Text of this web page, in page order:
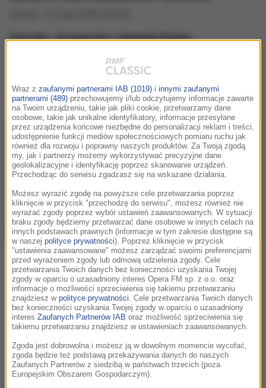
Gwiazdor „Avengersów” odwiedził Polskę.
Mark Ruffalo zawitał do teatru Scena Relax. Tam
spotkał się z Cezarym Żakiem, którego poznał na planie
filmu "Santo Subito!"
Mark Ruffalo /ALLISON DINNER /PAP/EPA
„Wczoraj mieliśmy niespodziankę na spektaklu »Serca na
odwyku«, bo oglądał nas i potem odwiedził w garderobie
Mark Ruffalo, z którym miałem przyjemność ostatnio
pracować w Rzymie. (…) Byliśmy wniebowzięci” – napisał na
swoim Instagramie Cezary Żak.
Na zdjęciu, które zamieścił, widzimy członków obsady
spektaklu – Hannę Śleszyńską, Katarzynę i Cezarego Żaków
Wraz z zaufanymi partnerami IAB (1019) i innymi zaufanymi
partnerami (489) przechowujemy i/lub odczytujemy informacje zawarte
na Twoim urządzeniu, takie jak pliki cookie, przetwarzamy dane
osobowe, takie jak unikalne identyfikatory, informacje przesyłane
przez urządzenia końcowe niezbędne do personalizacji reklam i treści,
udostępnienie funkcji mediów społecznościowych pomiaru ruchu jak
również dla rozwoju i poprawny naszych produktów. Za Twoją zgodą
my, jak i partnerzy możemy wykorzystywać precyzyjne dane
geolokalizacyjne i identyfikację poprzez skanowanie urządzeń.
Przechodząc do serwisu zgadzasz się na wskazane działania.
Możesz wyrazić zgodę na powyższe cele przetwarzania poprzez
kliknięcie w przycisk "przechodzę do serwisu", możesz również nie
wyrażać zgody poprzez wybór ustawień zaawansowanych. W sytuacji
braku zgody będziemy przetwarzać dane osobowe w innych celach na
innych podstawach prawnych (informacje w tym zakresie dostępne są
w naszej polityce prywatności). Poprzez kliknięcie w przycisk
"ustawienia zaawansowane" możesz zarządzać swoimi preferencjami
przed wyrażeniem zgody lub odmową udzielenia zgody. Cele
przetwarzania Twoich danych bez konieczności uzyskania Twojej
zgody w oparciu o uzasadniony interes Opera FM sp. z o.o. oraz
informacje o możliwości sprzeciwienia się takiemu przetwarzaniu
znajdziesz w polityce prywatności . Cele przetwarzania Twoich danych
bez konieczności uzyskania Twojej zgody w oparciu o uzasadniony
interes Zaufanych Partnerów IAB oraz możliwość sprzeciwienia się
takiemu przetwarzaniu znajdziesz w ustawieniach zaawansowanych.
Zgoda jest dobrowolna i możesz ją w dowolnym momencie wycofać,
zgoda będzie też podstawą przekazywania danych do naszych
Zaufanych Partnerów z siedzibą w państwach trzecich (poza
Europejskim Obszarem Gospodarczym).